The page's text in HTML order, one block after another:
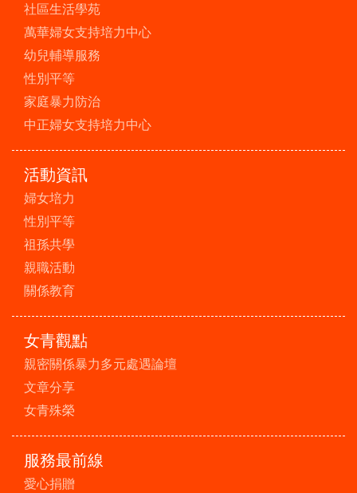
社區生活學苑
萬華婦女支持培力中心
幼兒輔導服務
性別平等
家庭暴力防治
中正婦女支持培力中心
活動資訊
婦女培力
性別平等
祖孫共學
親職活動
關係教育
女青觀點
親密關係暴力多元處遇論壇
文章分享
女青殊榮
服務最前線
愛心捐贈